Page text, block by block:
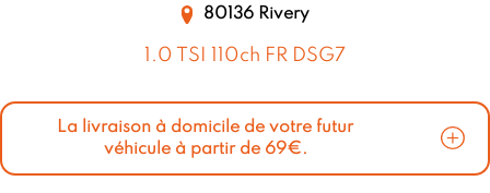
1.0 TSI 110ch FR DSG7
80136 Rivery
La livraison à domicile de votre futur
véhicule à partir de 69€.